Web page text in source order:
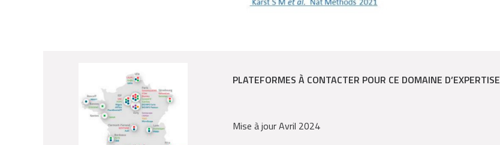
PLATEFORMES À CONTACTER POUR CE DOMAINE D’EXPERTISE
Mise à jour Avril 2024